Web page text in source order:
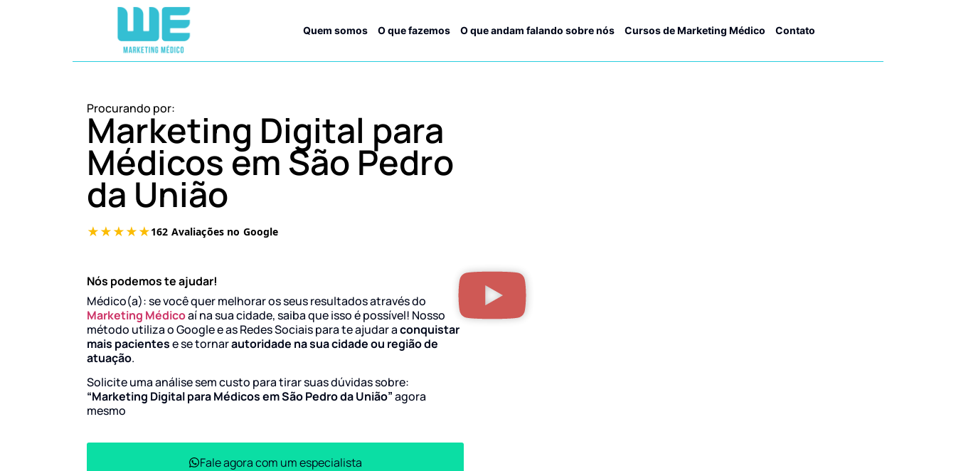
Quem somos O que fazemos O que andam falando sobre nós Cursos de Marketing Médico Contato
Procurando por:
Marketing Digital para
Médicos em São Pedro
da União
Nós podemos te ajudar!
Médico(a): se você quer melhorar os seus resultados através do
Marketing Médicoaí na sua cidade, saiba que isso é possível! Nosso
método utiliza o Google e as Redes Sociais para te ajudar aconquistar
mais pacientese se tornarautoridade na sua cidade ou região de
atuação.
Solicite uma análise sem custo para tirar suas dúvidas sobre:
“Marketing Digital para Médicos em São Pedro da União”agora
mesmo
Fale agora com um especialista